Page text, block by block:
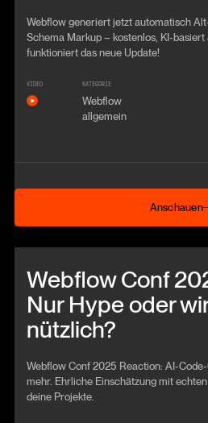
Webflow generiert jetzt automatisch
Schema Markup – kostenlos, KI-basiert
funktioniert das neue Update!
VIDEO KATEGORIE
Webflow
allgemein
Anschauen
Anschauen
Webflow Conf
Nur Hype oder
nützlich?
Webflow Conf 2025 Reaction: AI-
mehr. Ehrliche Einschätzung mit
deine Projekte.